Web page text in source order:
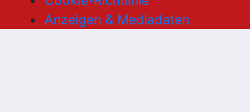
Anzeigen & Mediadaten